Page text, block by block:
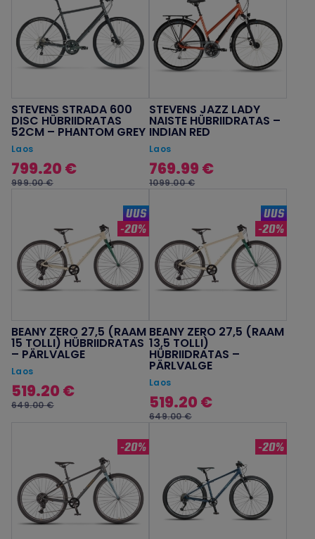
STEVENS STRADA 600
DISC HÜBRIIDRATAS
52CM – PHANTOM GREY
Laos
799.20 €
999.00 €
STEVENS JAZZ LADY
NAISTE HÜBRIIDRATAS –
INDIAN RED
Laos
769.99 €
1099.00 €
UUS
-20%
BEANY ZERO 27,5 (RAAM
15 TOLLI) HÜBRIIDRATAS
– PÄRLVALGE
Laos
519.20 €
649.00 €
UUS
-20%
BEANY ZERO 27,5 (RAAM
13,5 TOLLI)
HÜBRIIDRATAS –
PÄRLVALGE
Laos
519.20 €
649.00 €
-20% -20%